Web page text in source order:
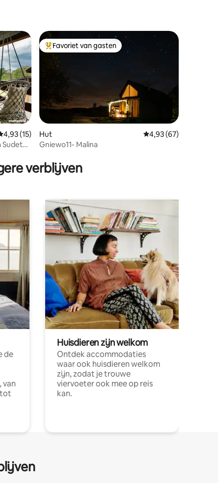
beoordeling van 4,93 op 5, 15 recensies
4,93 (15)
Sudety
Topfavoriet van gasten
Favoriet van gasten
Hut Gemiddelde
4,93 (67)
Gniewo11- Malina
verblijven
de
van
tot
Huisdieren zijn welkom
Ontdek accommodaties
waar ook huisdieren welkom
zijn, zodat je trouwe
viervoeter ook mee op reis
kan.